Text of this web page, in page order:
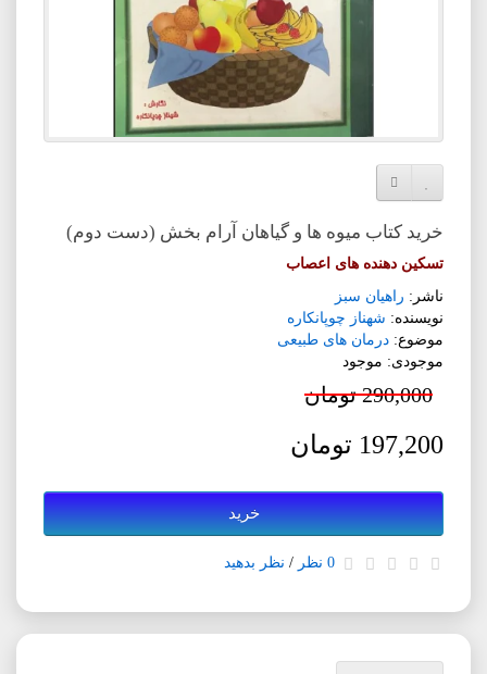
افزودن به لیست دلخواه
خرید کتاب میوه ها و گیاهان آرام بخش (دست دوم)
تسکین دهنده های اعصاب
ناشر: راهیان سبز
نویسنده: شهناز چوپانکاره
موضوع: درمان های طبیعی
موجودی: موجود
290,000 تومان
197,200 تومان
خرید
0 نظر / نظر بدهید